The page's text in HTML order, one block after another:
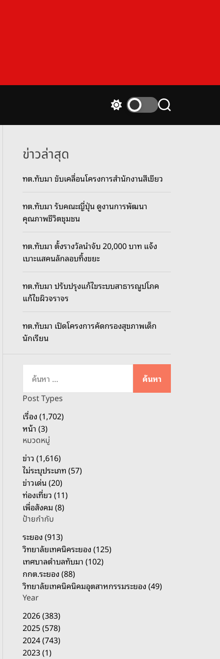
i
o
r
e
S
a
ข่าวล่าสุด
ทต.ทับมา ขับเคลื่อนโครงการสำนักงานสีเขียว
ทต.ทับมา รับคณะญี่ปุ่น ดูงานการพัฒนา
คุณภาพชีวิตชุมชน
ทต.ทับมา ตั้งรางวัลนำจับ 20,000 บาท แจ้ง
เบาะแสคนลักลอบทิ้งขยะ
ทต.ทับมา ปรับปรุงแก้ไขระบบสาธารณูปโภค
แก้ไขผิวจราจร
ทต.ทับมา เปิดโครงการคัดกรองสุขภาพเด็ก
นักเรียน
ห
สำ
ห
รั
บ
:
Post Types
เรื่อง (1,702)
หน้า (3)
หมวดหมู่
ข่าว (1,616)
ไม่ระบุประเภท (57)
ข่าวเด่น (20)
ท่องเที่ยว (11)
เพื่อสังคม (8)
ป้ายกำกับ
ระยอง (913)
วิทยาลัยเทคนิคระยอง (125)
เทศบาลตำบลทับมา (102)
กกต.ระยอง (88)
วิทยาลัยเทคนิคนิคมอุตสาหกรรมระยอง (49)
Year
2026 (383)
2025 (578)
2024 (743)
2023 (1)